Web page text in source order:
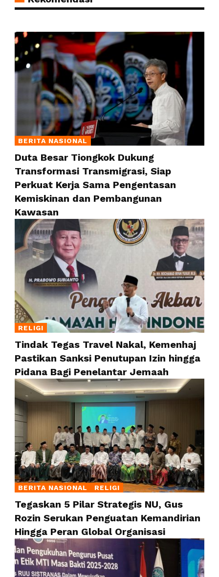
BERITA NASIONAL
Duta Besar Tiongkok Dukung
Transformasi Transmigrasi, Siap
Perkuat Kerja Sama Pengentasan
Kemiskinan dan Pembangunan
Kawasan
RELIGI
Tindak Tegas Travel Nakal, Kemenhaj
Pastikan Sanksi Penutupan Izin hingga
Pidana Bagi Penelantar Jemaah
BERITA NASIONAL RELIGI
Tegaskan 5 Pilar Strategis NU, Gus
Rozin Serukan Penguatan Kemandirian
Hingga Peran Global Organisasi